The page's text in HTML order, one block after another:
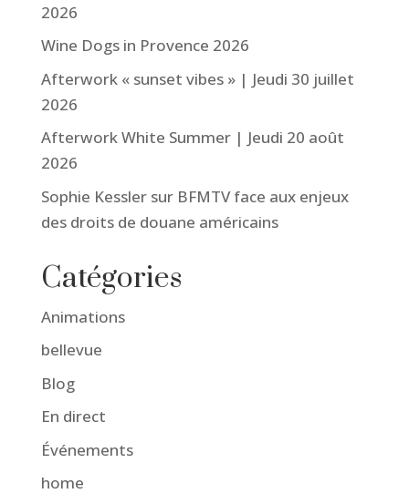
2026
Wine Dogs in Provence 2026
Afterwork « sunset vibes » | Jeudi 30 juillet
2026
Afterwork White Summer | Jeudi 20 août
2026
Sophie Kessler sur BFMTV face aux enjeux
des droits de douane américains
Catégories
Animations
bellevue
Blog
En direct
Événements
home